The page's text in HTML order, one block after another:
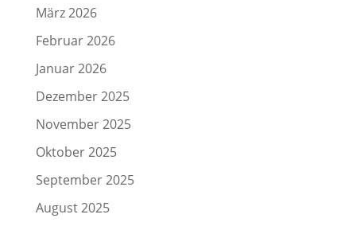
März 2026
Februar 2026
Januar 2026
Dezember 2025
November 2025
Oktober 2025
September 2025
August 2025